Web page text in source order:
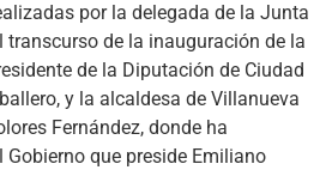
por la delegada de la Junta
transcurso de la inauguración de la
de la Diputación de Ciudad
y la alcaldesa de Villanueva
Fernández, donde ha
Gobierno que preside Emiliano